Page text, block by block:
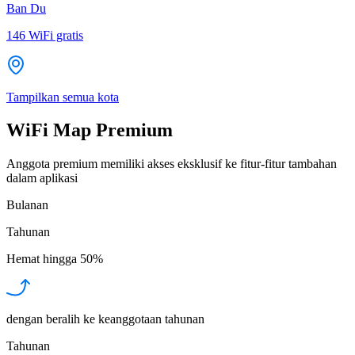
Ban Du
146 WiFi gratis
Tampilkan semua kota
WiFi Map Premium
Anggota premium memiliki akses eksklusif ke fitur-fitur tambahan
dalam aplikasi
Bulanan
Tahunan
Hemat hingga 50%
dengan beralih ke keanggotaan tahunan
Tahunan